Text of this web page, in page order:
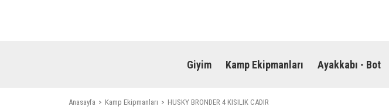
Giyim Kamp Ekipmanları Ayakkabı - Bot
Anasayfa Kamp Ekipmanları HUSKY BRONDER 4 KISILIK CADIR